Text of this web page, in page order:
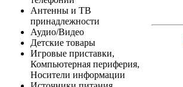
Антенны и ТВ
принадлежности
Аудио/Видео
Детские товары
Игровые приставки,
Компьютерная периферия,
Носители информации